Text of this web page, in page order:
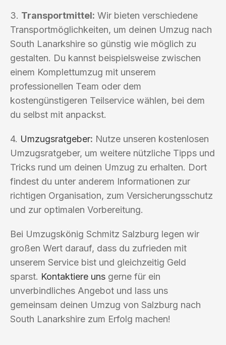
3. Transportmittel: Wir bieten verschiedene
Transportmöglichkeiten, um deinen Umzug nach
South Lanarkshire so günstig wie möglich zu
gestalten. Du kannst beispielsweise zwischen
einem Komplettumzug mit unserem
professionellen Team oder dem
kostengünstigeren Teilservice wählen, bei dem
du selbst mit anpackst.
4. Umzugsratgeber: Nutze unseren kostenlosen
Umzugsratgeber, um weitere nützliche Tipps und
Tricks rund um deinen Umzug zu erhalten. Dort
findest du unter anderem Informationen zur
richtigen Organisation, zum Versicherungsschutz
und zur optimalen Vorbereitung.
Bei Umzugskönig Schmitz Salzburg legen wir
großen Wert darauf, dass du zufrieden mit
unserem Service bist und gleichzeitig Geld
sparst. Kontaktiere uns gerne für ein
unverbindliches Angebot und lass uns
gemeinsam deinen Umzug von Salzburg nach
South Lanarkshire zum Erfolg machen!